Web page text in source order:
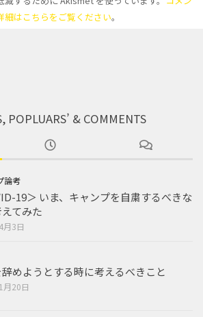
細はこちらをご覧ください。
POPLUARS’ & COMMENTS
論考
19＞ いま、キャンプを自粛するべきな
てみた
月3日
めようとする時に考えるべきこと
月20日